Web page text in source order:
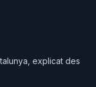
explicat des